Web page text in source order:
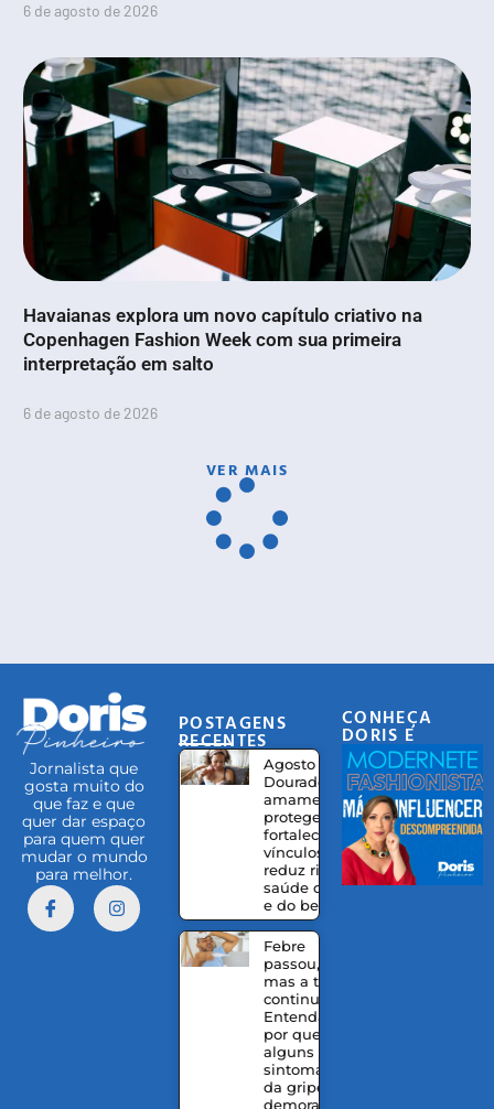
6 de agosto de 2026
Havaianas explora um novo capítulo criativo na
Copenhagen Fashion Week com sua primeira
interpretação em salto
6 de agosto de 2026
VER MAIS
Jornalista que
gosta muito do
que faz e que
quer dar espaço
para quem quer
mudar o mundo
para melhor.
POSTAGENS
RECENTES
Agosto
Dourado:
amamentação
protege,
fortalece
vínculos e
reduz riscos à
saúde da mãe
e do bebê
Febre
passou,
mas a tosse
continua?
Entenda
por que
alguns
sintomas
da gripe
demoram a
CONHEÇA
DORIS E
EQUIPE